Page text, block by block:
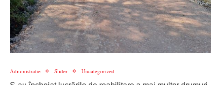
Administratie Slider Uncategorized